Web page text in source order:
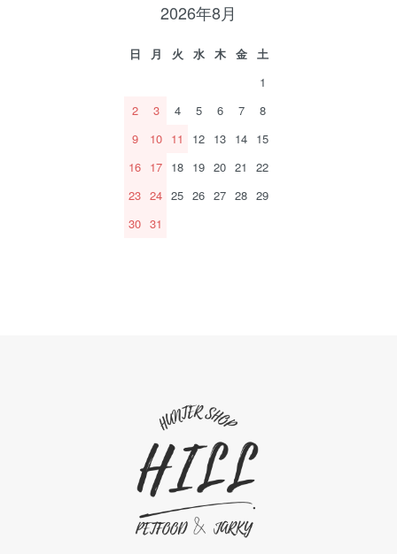
2026年8月
日 月 火 水 木 金
土
1
2
3 4 5 6 7
8
9
10 11 12 13 14 15
16 17 18 19 20 21
22
23 24 25 26 27 28 29
30 31